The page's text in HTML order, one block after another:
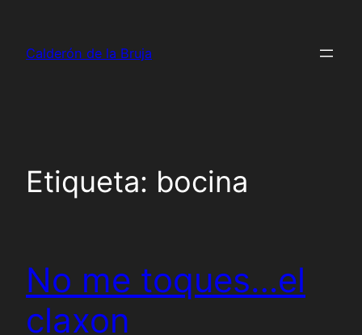
contenido
Calderón de la Bruja
Etiqueta: bocina
No me toques…el
claxon